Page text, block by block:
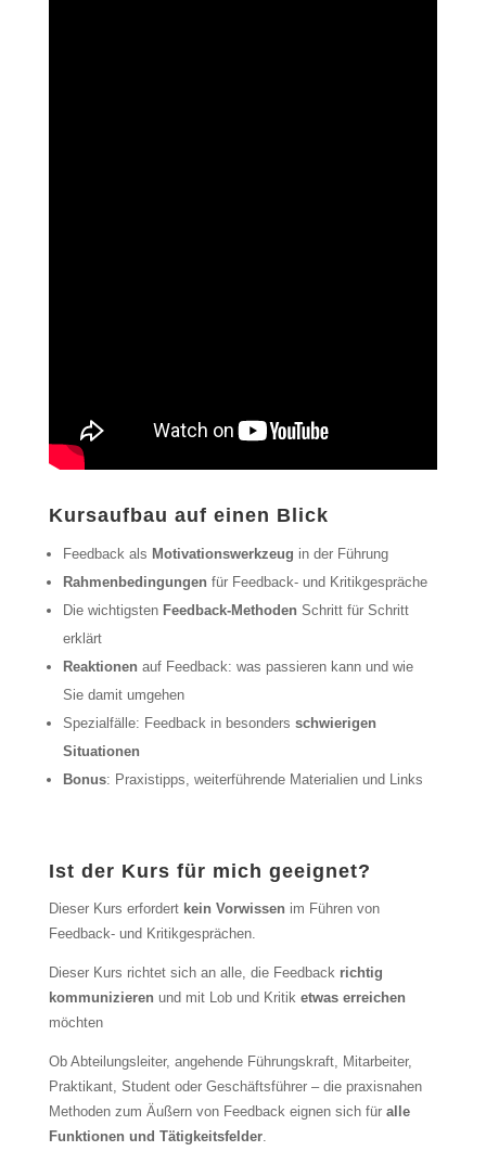
Kursaufbau auf einen Blick
Feedback als Motivationswerkzeug in der Führung
Rahmenbedingungen für Feedback- und Kritikgespräche
Die wichtigsten Feedback-Methoden Schritt für Schritt
erklärt
Reaktionen auf Feedback: was passieren kann und wie
Sie damit umgehen
Spezialfälle: Feedback in besonders schwierigen
Situationen
Bonus: Praxistipps, weiterführende Materialien und Links
Ist der Kurs für mich geeignet?
Dieser Kurs erfordert kein Vorwissen im Führen von
Feedback- und Kritikgesprächen.
Dieser Kurs richtet sich an alle, die Feedback richtig
kommunizieren und mit Lob und Kritik etwas erreichen
möchten
Ob Abteilungsleiter, angehende Führungskraft, Mitarbeiter,
Praktikant, Student oder Geschäftsführer – die praxisnahen
Methoden zum Äußern von Feedback eignen sich für alle
Funktionen und Tätigkeitsfelder.